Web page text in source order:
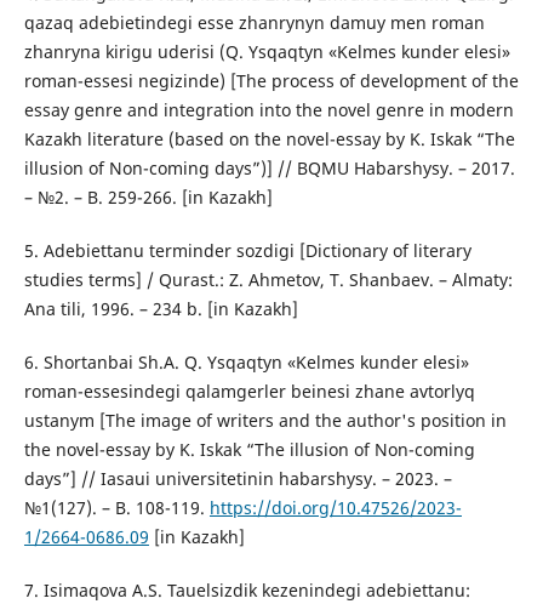
qazaq adebietіndegі esse zhanrynyn damuy men roman
zhanryna kіrіgu uderіsі (Q. Ysqaqtyn «Kelmes kunder elesі»
roman-essesі negіzіnde) [The process of development of the
essay genre and integration into the novel genre in modern
Kazakh literature (based on the novel-essay by K. Iskak “The
illusion of Non-coming days”)] // BQMU Habarshysy. – 2017.
– №2. – B. 259-266. [in Kazakh]
5. Adebiettanu terminder sozdіgі [Dictionary of literary
studies terms] / Qurast.: Z. Ahmetov, T. Shanbaev. – Almaty:
Ana tіlі, 1996. – 234 b. [in Kazakh]
6. Shortanbai Sh.A. Q. Ysqaqtyn «Kelmes kunder elesі»
roman-essesіndegі qalamgerler beinesі zhane avtorlyq
ustanym [The image of writers and the author's position in
the novel-essay by K. Iskak “The illusion of Non-coming
days”] // Iasaui universitetіnіn habarshysy. – 2023. –
№1(127). – B. 108-119. https://doi.org/10.47526/2023-
1/2664-0686.09 [in Kazakh]
7. Іsіmaqova A.S. Tauelsіzdіk kezenіndegі adebiettanu: